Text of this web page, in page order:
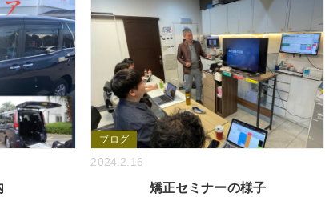
ブログ
2024.2.16
矯正セミナーの様子